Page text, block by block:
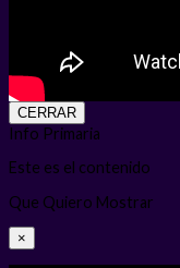
CERRAR
Info Primaria
Este es el contenido
Que Quiero Mostrar
×